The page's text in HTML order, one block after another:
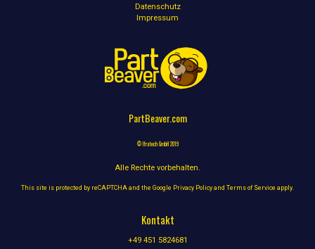
Datenschutz
Impressum
PartBeaver.com
© Ifratech GmbH 2019
Alle Rechte vorbehalten.
This site is protected by reCAPTCHA and the Google Privacy Policy and Terms of Service apply.
Kontakt
+49 451 5824681